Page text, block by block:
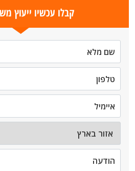
קבלו עכשיו ייעוץ